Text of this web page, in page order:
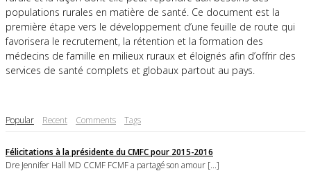
populations rurales en matière de santé. Ce document est la
première étape vers le développement d’une feuille de route qui
favorisera le recrutement, la rétention et la formation des
médecins de famille en milieux ruraux et éloignés afin d’offrir des
services de santé complets et globaux partout au pays.
Popular Recent Comments Tags
Félicitations à la présidente du CMFC pour 2015-2016
Dre Jennifer Hall MD CCMF FCMF a partagé son amour [...]